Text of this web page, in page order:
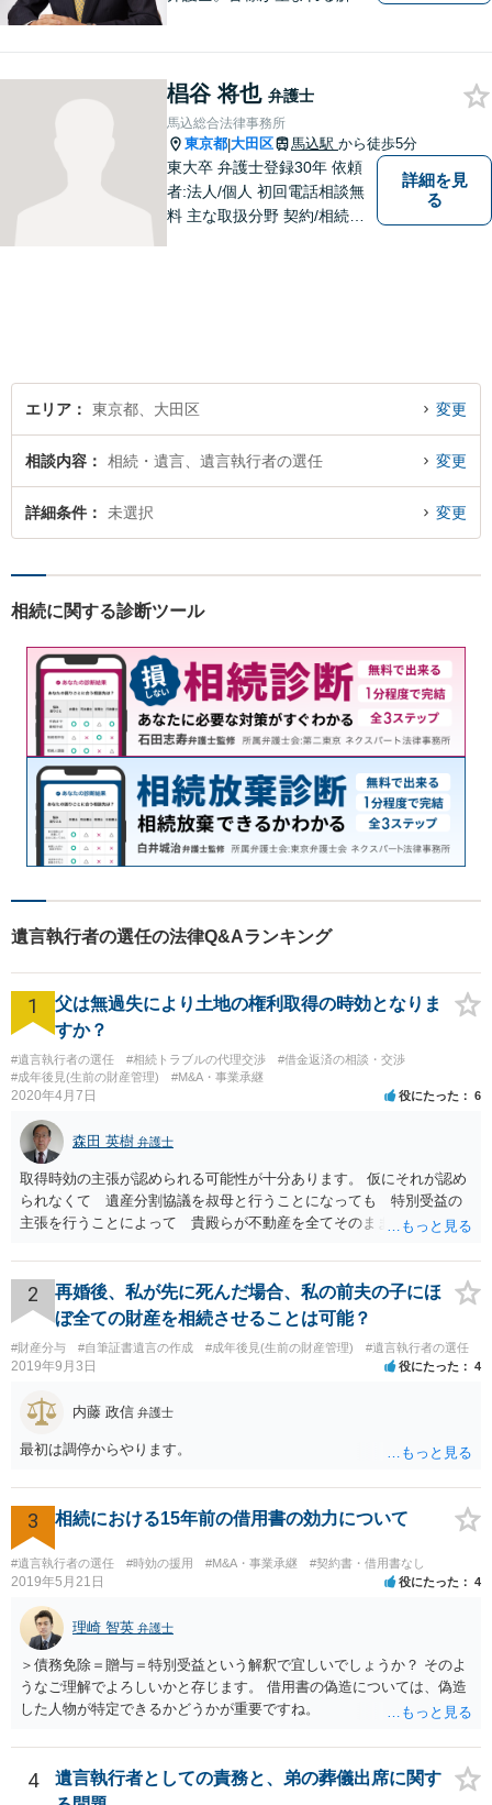
な方はお気軽にお声掛けくだ
さい。【電話・メール相談
可】
椙谷 将也 弁護士
馬込総合法律事務所
東京都|大田区 馬込駅 から徒歩5分
東大卒 弁護士登録30年 依頼
者:法人/個人 初回電話相談無
料 主な取扱分野 契約/相続・
詳細を見
る
エリア 東京都、大田区 変更
相談内容 相続・遺言、遺言執行者の選任 変更
詳細条件 未選択 変更
相続に関する診断ツール
遺言執行者の選任の法律Q&Aランキング
1
父は無過失により土地の権利取得の時効となりま
すか？
#遺言執行者の選任 #相続トラブルの代理交渉
#借金返済の相談・交渉
#成年後見(生前の財産管理)
#M&A・事業承継
2020年4月7日 役にたった 6
森田 英樹 弁護士
取得時効の主張が認められる可能性が十分あります。 仮にそれが認め
られなくて 遺産分割協議を叔母と行うことになっても 特別受益の
主張を行うことによって 貴殿らが不動産を全てそのまま取得できる
2
再婚後、私が先に死んだ場合、私の前夫の子にほ
ぼ全ての財産を相続させることは可能？
#財産分与 #自筆証書遺言の作成 #成年後見(生前の財産管理) #遺言執行者の選任
2019年9月3日 役にたった 4
内藤 政信 弁護士
最初は調停からやります。
3 相続における15年前の借用書の効力について
#遺言執行者の選任 #時効の援用 #M&A・事業承継 #契約書・借用書なし
2019年5月21日 役にたった 4
理崎 智英 弁護士
＞債務免除＝贈与＝特別受益という解釈で宜しいでしょうか？ そのよ
うなご理解でよろしいかと存じます。 借用書の偽造については、偽造
した人物が特定できるかどうかが重要ですね。
4
遺言執行者としての責務と、弟の葬儀出席に関す